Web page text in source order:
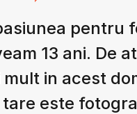
pentru
13 ani. De
in acest
tare este